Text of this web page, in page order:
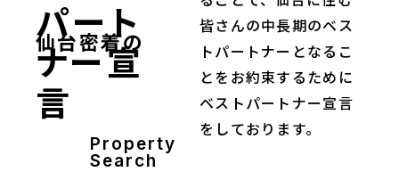
仙台密着の
パート
ナー宣
言
Property
Search
皆さんの中長期のベス
トパートナーとなるこ
とをお約束するために
ベストパートナー宣言
をしております。